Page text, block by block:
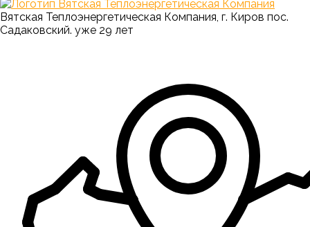
Вятская Теплоэнергетическая Компания, г. Киров пос.
Садаковский. уже 29 лет